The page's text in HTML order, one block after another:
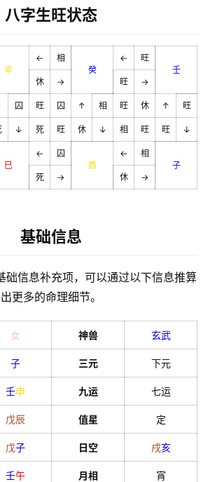
八字生旺状态
辛
←
相
癸
←
旺
壬
休 → 旺 →
囚 旺 囚 ↑ 相 旺 休 ↑ 旺
↓ 死 旺 休 ↓ 相 旺 旺 ↓
巳
←
囚
酉
←
相
子
死 → 休 →
基础信息
础信息补充项，可以通过以下信息推算
出更多的命理细节。
女 神兽 玄武
子 三元 下元
壬申 九运 七运
戊辰 值星 定
戊子 日空 戌亥
壬午 月相 宵